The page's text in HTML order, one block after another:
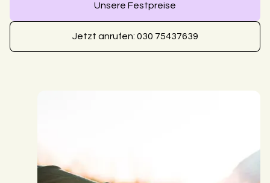
Unsere Festpreise
Jetzt anrufen: 030 75437639